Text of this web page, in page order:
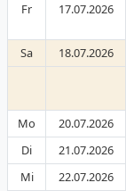
Fr
17.07.2026
Sa
18.07.2026
Mo
20.07.2026
Di
21.07.2026
Mi
22.07.2026